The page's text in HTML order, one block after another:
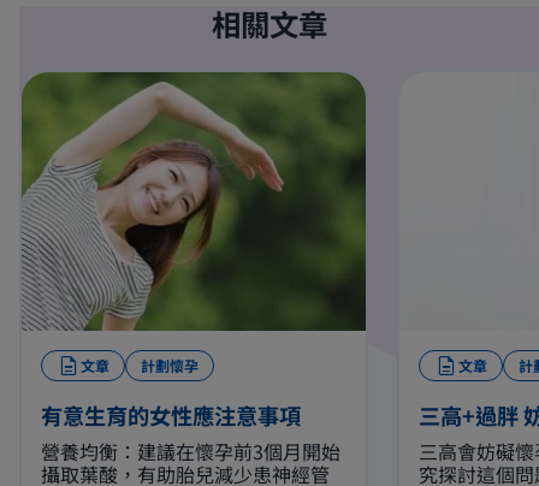
相關文章
文章 計劃懷孕
有意生育的女性應注意事項
營養均衡：建議在懷孕前3個月開始
攝取葉酸，有助胎兒減少患神經管
文章 計
三高+過胖
三高會妨礙
究探討這個